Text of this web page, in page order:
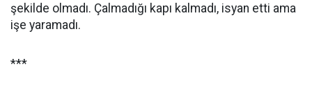
şekilde olmadı. Çalmadığı kapı kalmadı, isyan etti ama
işe yaramadı.
***